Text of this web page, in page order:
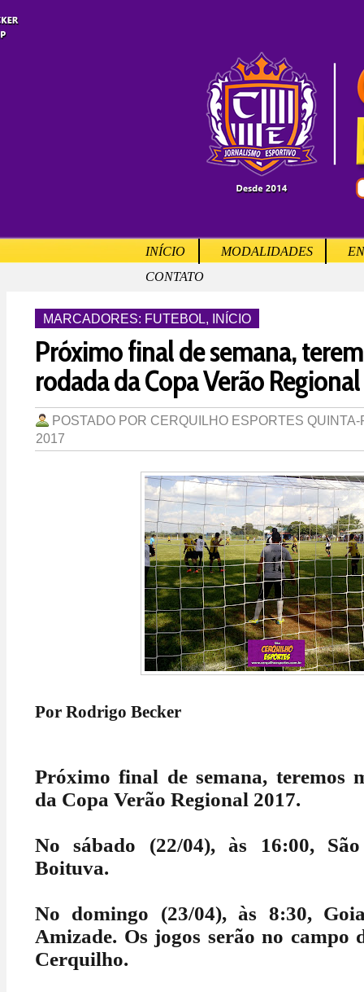
INÍCIO MODALIDADES
CONTATO
MARCADORES: FUTEBOL, INÍCIO
Próximo final de semana,
rodada da Copa Verão
POSTADO POR CERQUILHO ESPORTES QUINTA-
2017
Por Rodrigo Becker
Próximo final de semana, teremos
da Copa Verão Regional 2017.
No sábado (22/04), às 16:00,
Boituva.
No domingo (23/04), às 8:30,
Amizade. Os jogos serão no campo
Cerquilho.